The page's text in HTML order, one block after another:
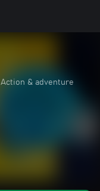
Action & adventure